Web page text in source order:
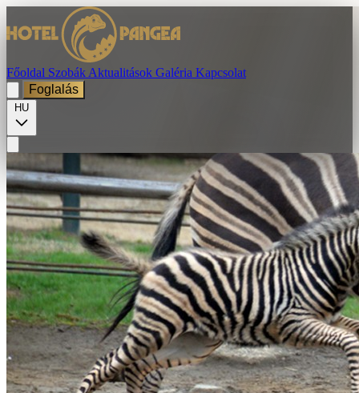
Főoldal Szobák Aktualitások Galéria Kapcsolat
Foglalás
HU